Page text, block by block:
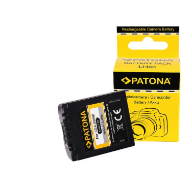
Blițuri și lumini foto/video
Telefoane mobile